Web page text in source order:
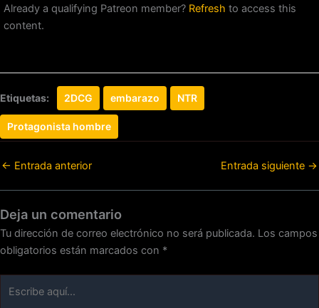
Already a qualifying Patreon member? Refresh to access this
content.
Etiquetas: 2DCG embarazo NTR
Protagonista hombre
← Entrada anterior Entrada siguiente →
Deja un comentario
Tu dirección de correo electrónico no será publicada. Los campos
obligatorios están marcados con *
aquí...